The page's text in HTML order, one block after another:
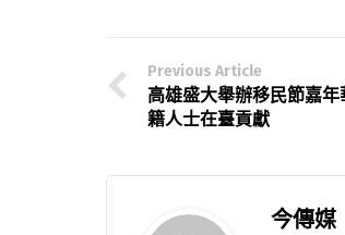
Previous Article
高雄盛大舉辦移民節嘉
籍人士在臺貢獻
今傳媒